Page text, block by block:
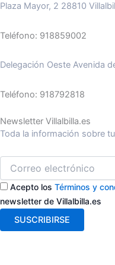
Plaza Mayor, 2 28810
Teléfono: 918859002
Delegación Oeste Avenida
Teléfono: 918792818
Newsletter Villalbilla.es
Toda la información sobre
Acepto los Términos y
newsletter de Villalbilla.es
SUSCRIBIRSE